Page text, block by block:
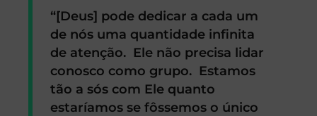
“[Deus] pode dedicar a cada um
de nós uma quantidade infinita
de atenção. Ele não precisa lidar
conosco como grupo. Estamos
tão a sós com Ele quanto
estaríamos se fôssemos o único